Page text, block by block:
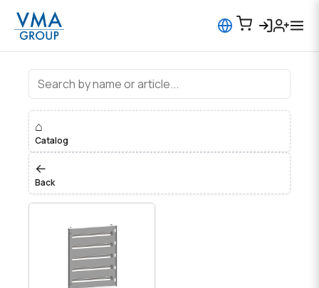
Шкафы промышленные
⌂
Catalog
←
Back